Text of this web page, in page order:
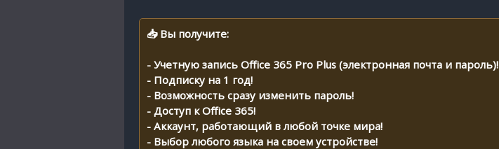
📥 Вы получите:
- Учетную запись Office 365 Pro Plus (электронная почта и пароль)!
- Подписку на 1 год!
- Возможность сразу изменить пароль!
- Доступ к Office 365!
- Аккаунт, работающий в любой точке мира!
- Выбор любого языка на своем устройстве!